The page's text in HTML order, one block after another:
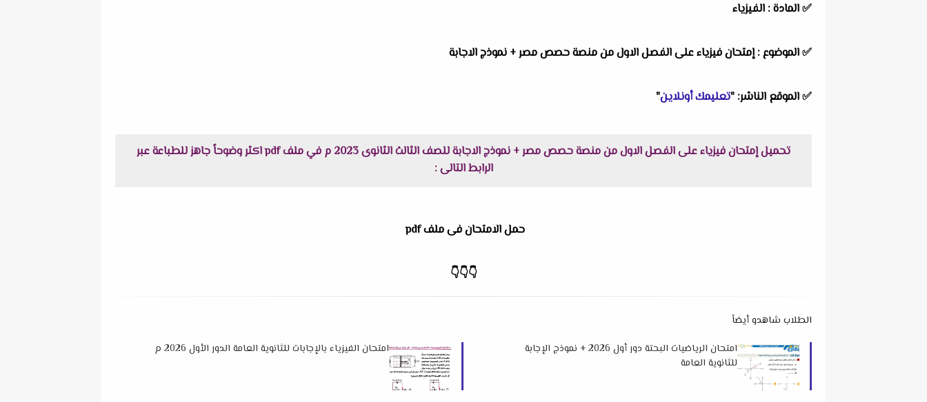
✅المادة : الفيزياء
✅الموضوع : إمتحان فيزياء على الفصل الاول من منصة حصص مصر + نموذج الاجابة
✅الموقع الناشر: "تعليمك أونلاين"
تحميل إمتحان فيزياء على الفصل الاول من منصة حصص مصر + نموذج الاجابة للصف الثالث الثانوى 2023 م في ملف pdf اكثر وضوحاً جاهز للطباعة عبر
الرابط التالى :
حمل الامتحان فى ملف pdf
👇👇👇
الطلاب شاهدو أيضاً
امتحان الرياضيات البحتة دور أول 2026 + نموذج الإجابة
للثانوية العامة
امتحان الفيزياء بالإجابات للثانوية العامة الدور الأول 2026 م